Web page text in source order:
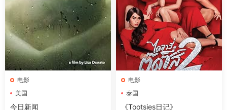
电影
美国
今日新闻
电影
泰国
《Tootsies日记》